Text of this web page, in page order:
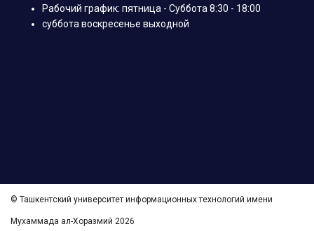
Рабочий график: пятница - Суббота 8:30 - 18:00
суббота воскресенье выходной
© Ташкентский университет информационных технологий имени
Мухаммада ал-Хоразмий 2026